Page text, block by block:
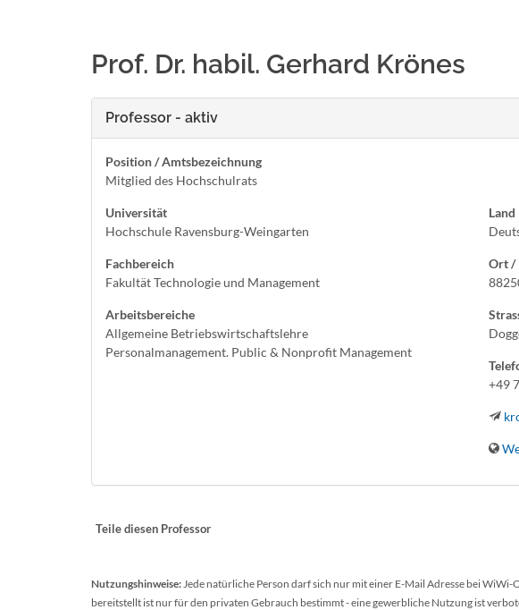
Prof. Dr. habil. Gerhard Krönes
Professor - aktiv
Position / Amtsbezeichnung
Mitglied des Hochschulrats
Universität
Hochschule Ravensburg-Weingarten
Fachbereich
Fakultät Technologie und Management
Arbeitsbereiche
Allgemeine Betriebswirtschaftslehre
Personalmanagement. Public & Nonprofit Management
Land
Ort /
+49
Teile diesen Professor
Nutzungshinweise:Jede natürliche Person darf sich nur mit einer E-Mail Adresse bei
bereitstellt ist nur für den privaten Gebrauch bestimmt - eine gewerbliche Nutzung ist